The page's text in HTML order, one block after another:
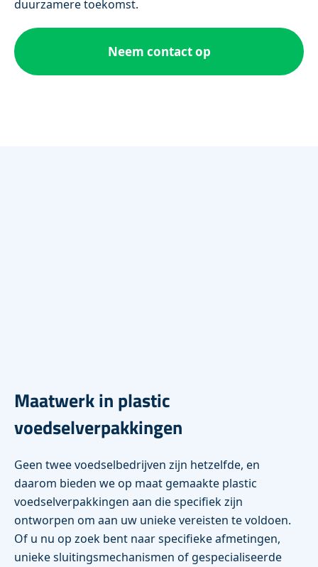
duurzamere toekomst.
Neem contact op
Maatwerk in plastic
voedselverpakkingen
Geen twee voedselbedrijven zijn hetzelfde, en
daarom bieden we op maat gemaakte plastic
voedselverpakkingen aan die specifiek zijn
ontworpen om aan uw unieke vereisten te voldoen.
Of u nu op zoek bent naar specifieke afmetingen,
unieke sluitingsmechanismen of gespecialiseerde